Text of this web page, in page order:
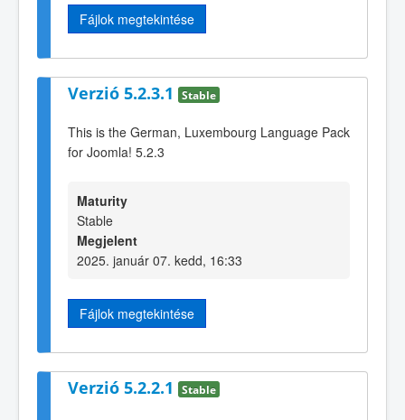
Fájlok megtekintése
Verzió 5.2.3.1 Stable
This is the German, Luxembourg Language Pack
for Joomla! 5.2.3
Maturity
Stable
Megjelent
2025. január 07. kedd, 16:33
Fájlok megtekintése
Verzió 5.2.2.1 Stable